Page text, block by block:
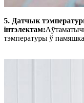
5. Датчык
інтэлектам:
тэмпературы ў